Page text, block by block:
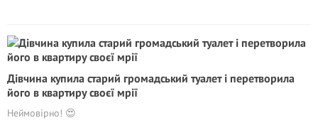
Дівчина купила старий громадський туалет і перетворила
його в квартиру своєї мрії
Неймовірно! 😍